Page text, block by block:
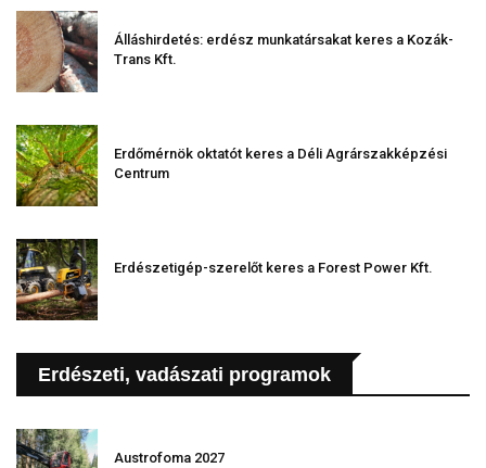
Álláshirdetés: erdész munkatársakat keres a Kozák-
Trans Kft.
Erdőmérnök oktatót keres a Déli Agrárszakképzési
Centrum
Erdészetigép-szerelőt keres a Forest Power Kft.
Erdészeti, vadászati programok
Austrofoma 2027